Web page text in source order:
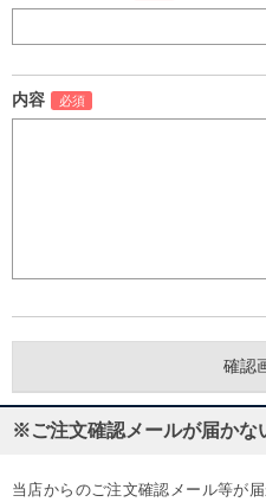
内容
※ご注文確認メールが届かな
当店からのご注文確認メール等が